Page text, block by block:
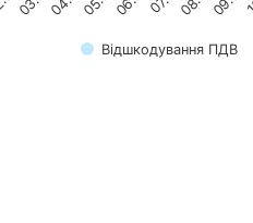
Відшкодування ПДВ